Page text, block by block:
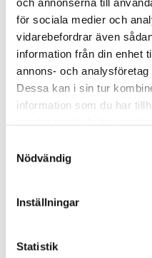
för sociala medier och
vidarebefordrar även
information från din enhet
annons- och
Dessa kan i sin tur
information som du har
samlat in när du har
Nödvändig
Inställningar
Statistik
Enorma
Så mycket tjänar